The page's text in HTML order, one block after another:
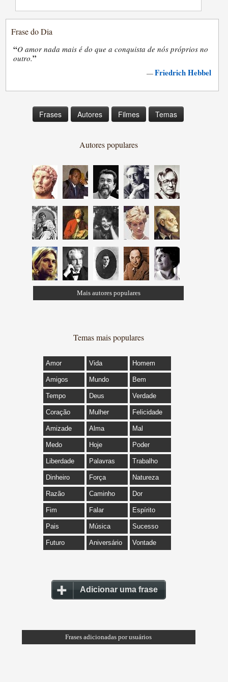
Frase do Dia
“O amor nada mais é do que a conquista de nós próprios no
outro.”
—Friedrich Hebbel
Frases Autores Filmes Temas
Autores populares
Mais autores populares
Temas mais populares
Amor Vida Homem
Amigos Mundo Bem
Tempo Deus Verdade
Coração Mulher Felicidade
Amizade Alma Mal
Medo Hoje Poder
Liberdade Palavras Trabalho
Dinheiro Força Natureza
Razão Caminho Dor
Fim Falar Espírito
Pais Música Sucesso
Futuro Aniversário Vontade
Adicionar uma frase
Frases adicionadas por usuários